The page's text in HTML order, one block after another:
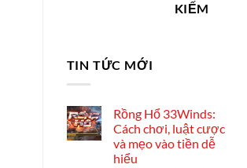
KIẾM
TIN TỨC MỚI
Rồng Hổ 33Winds:
Cách chơi, luật cược
và mẹo vào tiền dễ
hiểu